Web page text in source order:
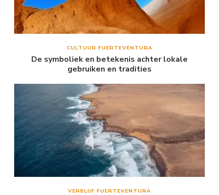
CULTUUR FUERTEVENTURA
De symboliek en betekenis achter lokale
gebruiken en tradities
VERBLIJF FUERTEVENTURA